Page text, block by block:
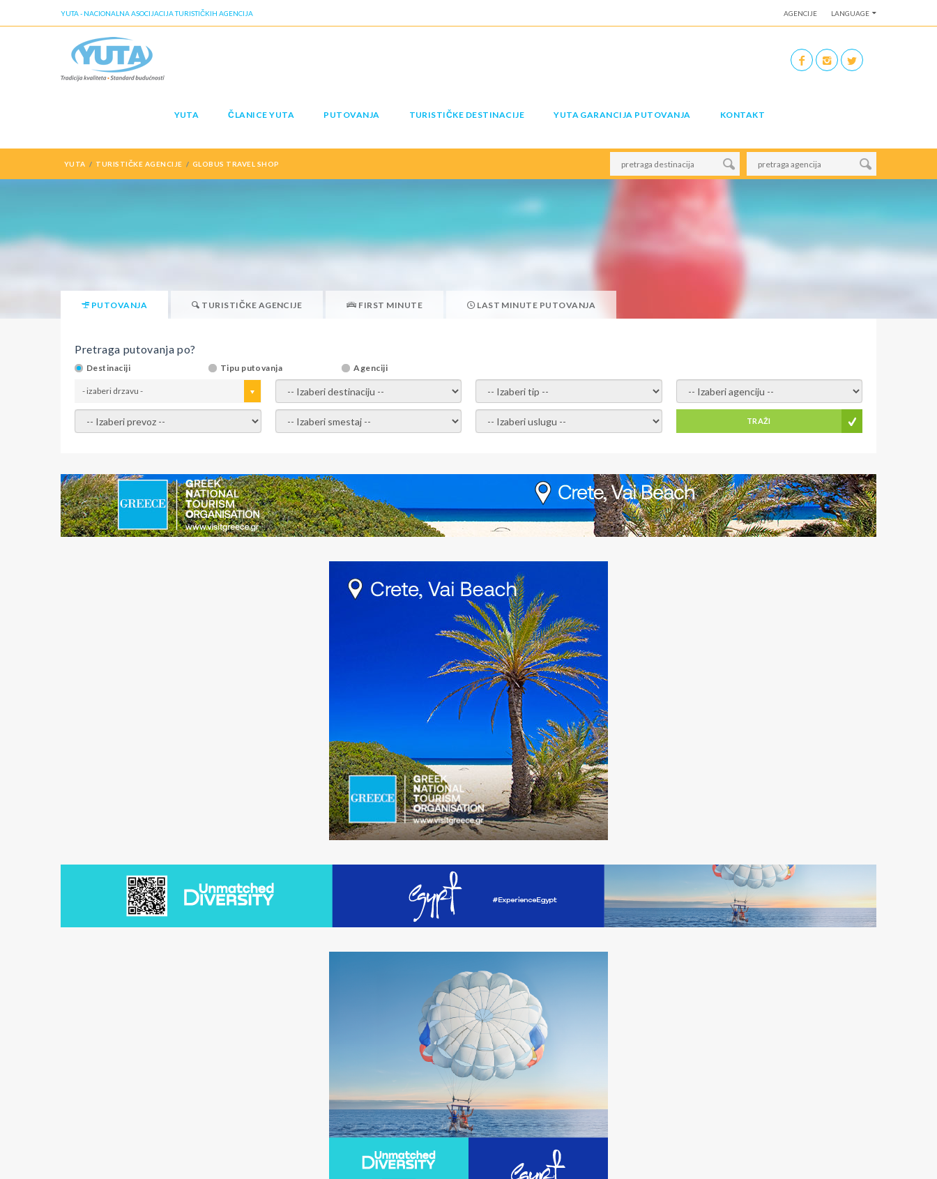
AGENCIJE LANGUAGE
YUTA - NACIONALNA ASOCIJACIJA TURISTIČKIH AGENCIJA
YUTA ČLANICE YUTA PUTOVANJA TURISTIČKE DESTINACIJE YUTA GARANCIJA PUTOVANJA KONTAKT
YUTA TURISTIČKE AGENCIJE GLOBUS TRAVEL SHOP
PUTOVANJA TURISTIČKE AGENCIJE FIRST MINUTE LAST MINUTE PUTOVANJA
Pretraga putovanja po?
Destinaciji Tipu putovanja Agenciji
- izaberi drzavu - - izaberi destinaciju - - izaberi tip - - izaberi agenciju -
- izaberi prevoz - - Izaberite smestaj - - Izaberite uslugu - TRAŽI